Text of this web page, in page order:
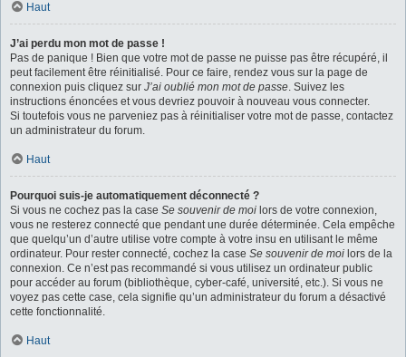
Haut
J’ai perdu mon mot de passe !
Pas de panique ! Bien que votre mot de passe ne puisse pas être récupéré, il
peut facilement être réinitialisé. Pour ce faire, rendez vous sur la page de
connexion puis cliquez sur J’ai oublié mon mot de passe. Suivez les
instructions énoncées et vous devriez pouvoir à nouveau vous connecter.
Si toutefois vous ne parveniez pas à réinitialiser votre mot de passe, contactez
un administrateur du forum.
Haut
Pourquoi suis-je automatiquement déconnecté ?
Si vous ne cochez pas la case Se souvenir de moi lors de votre connexion,
vous ne resterez connecté que pendant une durée déterminée. Cela empêche
que quelqu’un d’autre utilise votre compte à votre insu en utilisant le même
ordinateur. Pour rester connecté, cochez la case Se souvenir de moi lors de la
connexion. Ce n’est pas recommandé si vous utilisez un ordinateur public
pour accéder au forum (bibliothèque, cyber-café, université, etc.). Si vous ne
voyez pas cette case, cela signifie qu’un administrateur du forum a désactivé
cette fonctionnalité.
Haut